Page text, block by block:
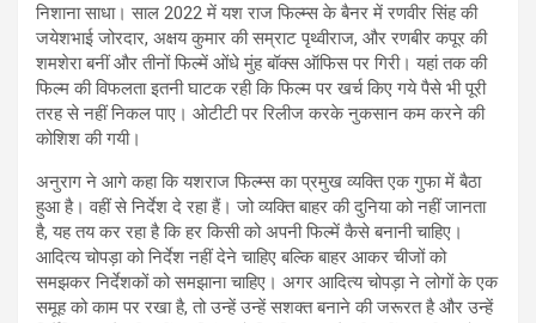
निशाना साधा। साल 2022 में यश राज फिल्म्स के बैनर में रणवीर सिंह की
जयेशभाई जोरदार, अक्षय कुमार की सम्राट पृथ्वीराज, और रणबीर कपूर की
शमशेरा बनीं और तीनों फिल्में ओंधे मुंह बॉक्स ऑफिस पर गिरी। यहां तक की
फिल्म की विफलता इतनी घाटक रही कि फिल्म पर खर्च किए गये पैसे भी पूरी
तरह से नहीं निकल पाए। ओटीटी पर रिलीज करके नुकसान कम करने की
कोशिश की गयी।
अनुराग ने आगे कहा कि यशराज फिल्म्स का प्रमुख व्यक्ति एक गुफा में बैठा
हुआ है। वहीं से निर्देश दे रहा हैं। जो व्यक्ति बाहर की दुनिया को नहीं जानता
है, यह तय कर रहा है कि हर किसी को अपनी फिल्में कैसे बनानी चाहिए।
आदित्य चोपड़ा को निर्देश नहीं देने चाहिए बल्कि बाहर आकर चीजों को
समझकर निर्देशकों को समझाना चाहिए। अगर आदित्य चोपड़ा ने लोगों के एक
समूह को काम पर रखा है, तो उन्हें उन्हें सशक्त बनाने की जरूरत है और उन्हें